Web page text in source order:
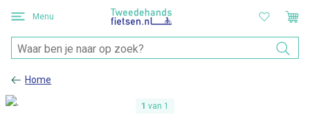
Menu
Home
1 van 1